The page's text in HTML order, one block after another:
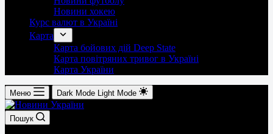
Новини хокею
Курс валют в Україні
Карта
Карта бойових дій Deep State
Карта повітряних тривог в Україні
Карта України
Меню Dark Mode Light Mode
Пошук